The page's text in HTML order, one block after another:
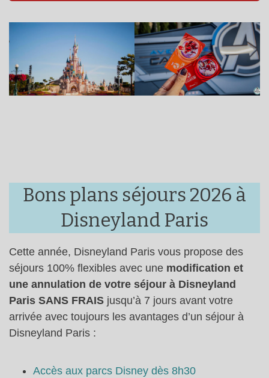
Bons plans séjours 2026 à
Disneyland Paris
Cette année, Disneyland Paris vous propose des
séjours 100% flexibles avec une modification et
une annulation de votre séjour à Disneyland
Paris SANS FRAIS jusqu’à 7 jours avant votre
arrivée avec toujours les avantages d’un séjour à
Disneyland Paris :
Accès aux parcs Disney dès 8h30